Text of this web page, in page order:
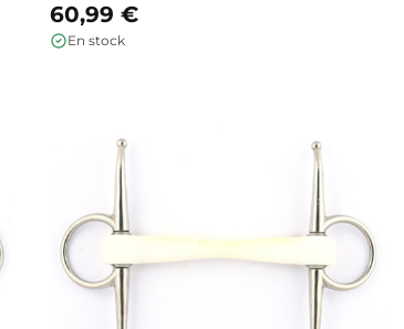
60,99 €
En stock